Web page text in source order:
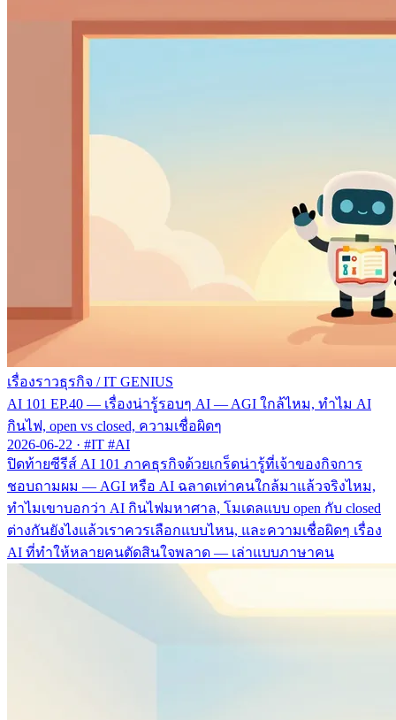
เรื่องราวธุรกิจ / IT GENIUS
AI 101 EP.40 — เรื่องน่ารู้รอบๆ AI — AGI ใกล้ไหม, ทำไม AI
กินไฟ, open vs closed, ความเชื่อผิดๆ
2026-06-22 · #IT #AI
ปิดท้ายซีรีส์ AI 101 ภาคธุรกิจด้วยเกร็ดน่ารู้ที่เจ้าของกิจการ
ชอบถามผม — AGI หรือ AI ฉลาดเท่าคนใกล้มาแล้วจริงไหม,
ทำไมเขาบอกว่า AI กินไฟมหาศาล, โมเดลแบบ open กับ closed
ต่างกันยังไงแล้วเราควรเลือกแบบไหน, และความเชื่อผิดๆ เรื่อง
AI ที่ทำให้หลายคนตัดสินใจพลาด — เล่าแบบภาษาคน